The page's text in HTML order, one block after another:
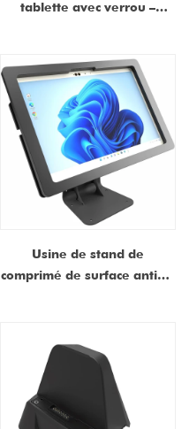
tablette avec verrou –
11" (1~4), iPad Air 4/5, iPad
Air 11", iPad 11" (A16)
Usine de stand de
comprimé de surface antivol